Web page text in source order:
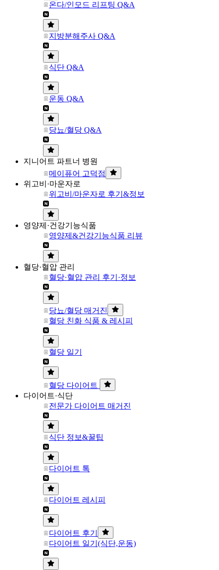
온다/인모드 리프팅 Q&A
지방분해주사 Q&A
식단 Q&A
운동 Q&A
당뇨/혈당 Q&A
지니어트 파트너 병원
메이퓨어 고덕점
위고비·마운자로
위고비/마운자로 후기&정보
영양제·건강기능식품
영양제&건강기능식품 리뷰
혈당·혈압 관리
혈당·혈압 관리 후기·정보
당뇨/혈당 매거진
혈당 친화 식품 & 레시피
혈당 일기
혈당 다이어트
다이어트·식단
전문가 다이어트 매거진
식단 정보&꿀팁
다이어트 톡
다이어트 레시피
다이어트 후기
다이어트 일기(식단,운동)